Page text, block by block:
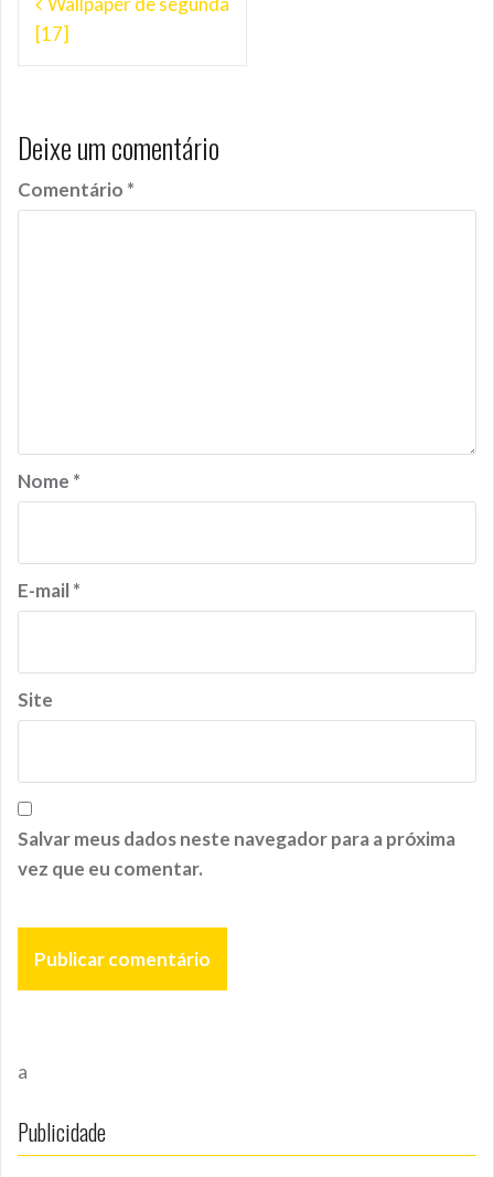
de
[17]
Deixe um comentário
Comentário *
Nome *
E-mail*
Site
Salvar meus dados neste navegador para a próxima
vez que eu comentar.
a
Publicidade